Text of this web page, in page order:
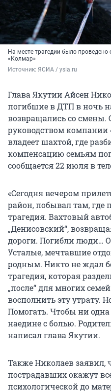
На месте трагедии было проведено
«Колмар»
Источник: ЯСИА / ysia.ru
Глава Якутии Айсен
погибшие в ДТП в ночь
возвращались со смены.
руководством компании
владеет шахтой, где
компенсацию семьям
сообщается 22 июля в
«Сегодня вечером
район, побывал там, где
трагедия. Вахтовый
„Денисовский“,
дороги. Погибли люди…
Усталые, мечтавшие
родным. Никто не ждал
трагедия, которая
„после“ для многих
восполнить эту
Помогать. Чтобы ни одна
наедине с болью.
написал глава Якутии.
Также Николаев
пострадавших окажут
психологической до